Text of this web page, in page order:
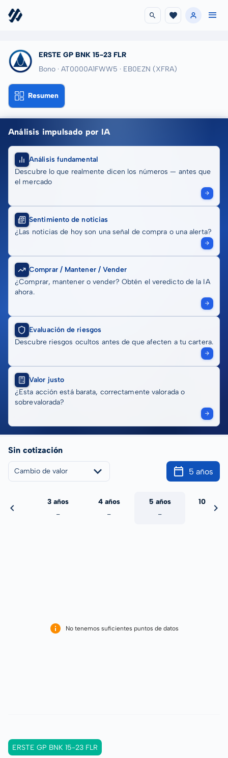
ERSTE GP BNK 15-23 FLR
Bono · AT0000A1FWW5 · EB0EZN (XFRA)
Resumen
Análisis impulsado por IA
Análisis fundamental
Descubre lo que realmente dicen los números — antes que
el mercado
Sentimiento de noticias
¿Las noticias de hoy son una señal de compra o una alerta?
Comprar / Mantener / Vender
¿Comprar, mantener o vender? Obtén el veredicto de la IA
ahora.
Evaluación de riesgos
Descubre riesgos ocultos antes de que afecten a tu cartera.
Valor justo
¿Esta acción está barata, correctamente valorada o
sobrevalorada?
Sin cotización
Cambio de valor 5 años
3 años
-
4 años
-
5 años
-
10 años
No tenemos suficientes puntos de datos
ERSTE GP BNK 15-23 FLR